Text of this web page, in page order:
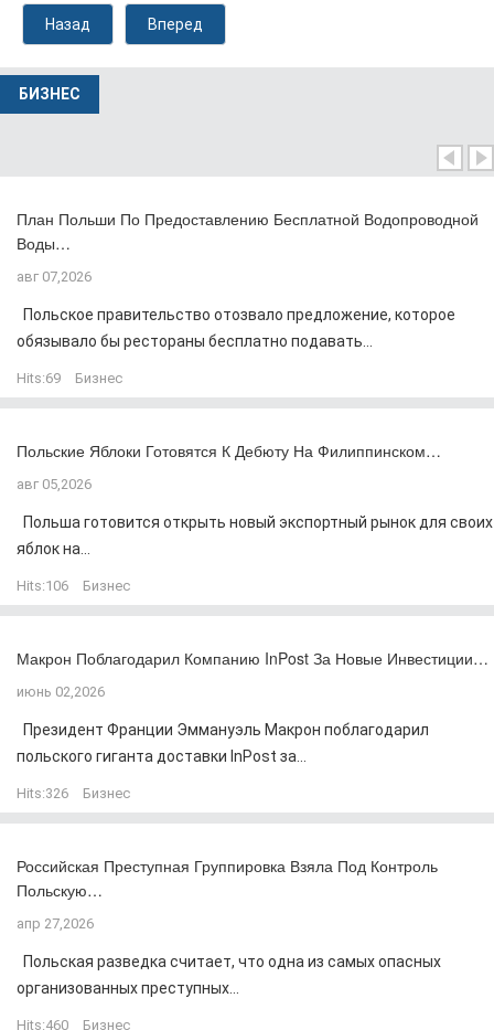
Назад Вперед
БИЗНЕС
План Польши По Предоставлению Бесплатной Водопроводной
Воды…
авг 07,2026
Польское правительство отозвало предложение, которое
обязывало бы рестораны бесплатно подавать...
Hits:69 Бизнес
Польские Яблоки Готовятся К Дебюту На Филиппинском…
авг 05,2026
Польша готовится открыть новый экспортный рынок для своих
яблок на...
Hits:106 Бизнес
Макрон Поблагодарил Компанию InPost За Новые Инвестиции…
июнь 02,2026
Президент Франции Эммануэль Макрон поблагодарил
польского гиганта доставки InPost за...
Hits:326 Бизнес
Российская Преступная Группировка Взяла Под Контроль
Польскую…
апр 27,2026
Польская разведка считает, что одна из самых опасных
организованных преступных...
Hits:460 Бизнес